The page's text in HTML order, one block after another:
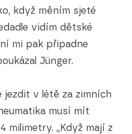
když měním sjeté
vidím dětské
mi pak připadne
Jünger.
jezdit v létě za zimních
musí mít
milimetry. „Když mají z